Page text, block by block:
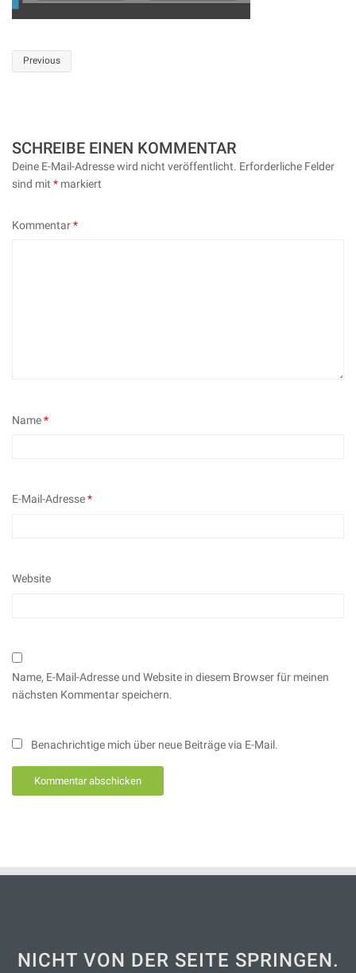
Post
Previous
SCHREIBE EINEN KOMMENTAR
Deine E-Mail-Adresse wird nicht veröffentlicht. Erforderliche Felder
sind mit * markiert
Kommentar*
Name*
E-Mail-Adresse*
Website
Name, E-Mail-Adresse und Website in diesem Browser für meinen
nächsten Kommentar speichern.
Benachrichtige mich über neue Beiträge via E-Mail.
NICHT VON DER SEITE SPRINGEN.